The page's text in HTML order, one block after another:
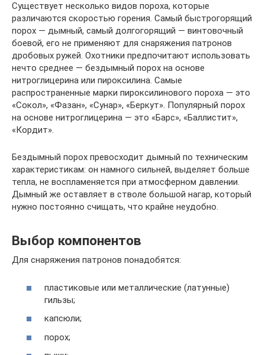
Существует несколько видов пороха, которые
различаются скоростью горения. Самый быстрогорящий
порох — дымный, самый долгогорящий — винтовочный
боевой, его не применяют для снаряжения патронов
дробовых ружей. Охотники предпочитают использовать
нечто среднее — бездымный порох на основе
нитроглицерина или пироксилина. Самые
распространенные марки пироксилинового пороха — это
«Сокол», «Фазан», «Сунар», «Беркут». Популярный порох
на основе нитроглицерина — это «Барс», «Баллистит»,
«Кордит».
Бездымный порох превосходит дымный по техническим
характеристикам: он намного сильней, выделяет больше
тепла, не воспламеняется при атмосферном давлении.
Дымный же оставляет в стволе большой нагар, который
нужно постоянно счищать, что крайне неудобно.
Выбор компонентов
Для снаряжения патронов понадобятся:
пластиковые или металлические (латунные)
гильзы;
капсюли;
порох;